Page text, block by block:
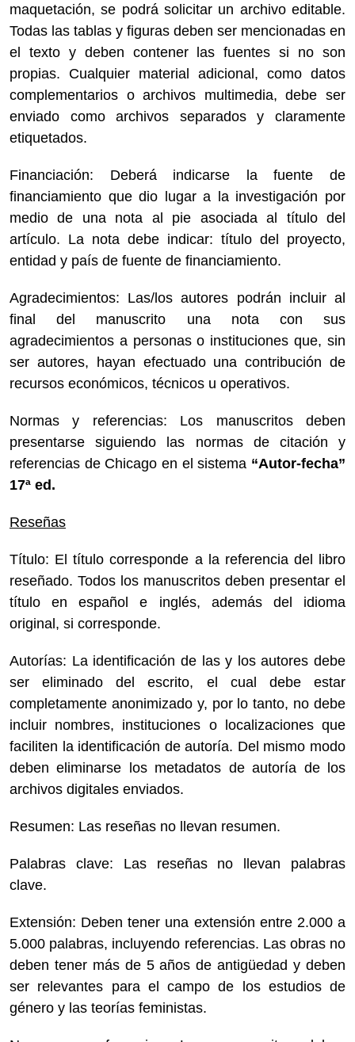
maquetación, se podrá solicitar un archivo editable.
Todas las tablas y figuras deben ser mencionadas en
el texto y deben contener las fuentes si no son
propias. Cualquier material adicional, como datos
complementarios o archivos multimedia, debe ser
enviado como archivos separados y claramente
etiquetados.
Financiación: Deberá indicarse la fuente de
financiamiento que dio lugar a la investigación por
medio de una nota al pie asociada al título del
artículo. La nota debe indicar: título del proyecto,
entidad y país de fuente de financiamiento.
Agradecimientos: Las/los autores podrán incluir al
final del manuscrito una nota con sus
agradecimientos a personas o instituciones que, sin
ser autores, hayan efectuado una contribución de
recursos económicos, técnicos u operativos.
Normas y referencias: Los manuscritos deben
presentarse siguiendo las normas de citación y
referencias de Chicago en el sistema “Autor-fecha”
17ª ed.
Reseñas
Título: El título corresponde a la referencia del libro
reseñado. Todos los manuscritos deben presentar el
título en español e inglés, además del idioma
original, si corresponde.
Autorías: La identificación de las y los autores debe
ser eliminado del escrito, el cual debe estar
completamente anonimizado y, por lo tanto, no debe
incluir nombres, instituciones o localizaciones que
faciliten la identificación de autoría. Del mismo modo
deben eliminarse los metadatos de autoría de los
archivos digitales enviados.
Resumen: Las reseñas no llevan resumen.
Palabras clave: Las reseñas no llevan palabras
clave.
Extensión: Deben tener una extensión entre 2.000 a
5.000 palabras, incluyendo referencias. Las obras no
deben tener más de 5 años de antigüedad y deben
ser relevantes para el campo de los estudios de
género y las teorías feministas.